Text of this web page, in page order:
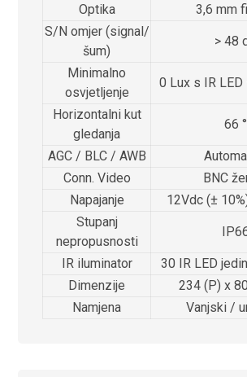
Optika
3,6 mm
S/N omjer (signal/
šum)
> 48
Minimalno
osvjetljenje
0 Lux s IR LED
Horizontalni kut
gledanja
66 °
AGC / BLC / AWB
Conn. Video
BNC
Napajanje
12Vdc (±
Stupanj
nepropusnosti
IR iluminator
30 IR LED
Dimenzije
234 (P) x
Namjena
Vanjski /